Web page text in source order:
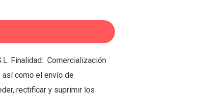
Finalidad: Comercialización
como el envío de
rectificar y suprimir los